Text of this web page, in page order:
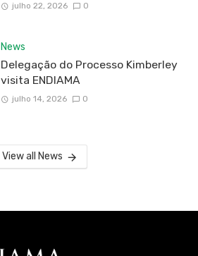
julho 22, 2026 0
News
Delegação do Processo Kimberley
visita ENDIAMA
julho 14, 2026 0
View all News